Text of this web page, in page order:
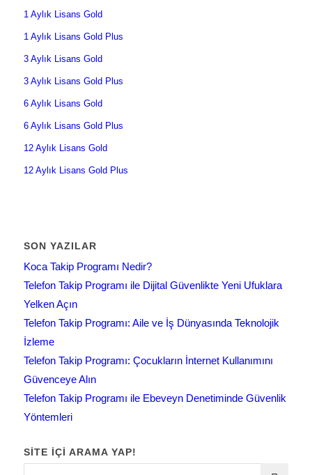
1 Aylık Lisans Gold
1 Aylık Lisans Gold Plus
3 Aylık Lisans Gold
3 Aylık Lisans Gold Plus
6 Aylık Lisans Gold
6 Aylık Lisans Gold Plus
12 Aylık Lisans Gold
12 Aylık Lisans Gold Plus
SON YAZILAR
Koca Takip Programı Nedir?
Telefon Takip Programı ile Dijital Güvenlikte Yeni Ufuklara
Yelken Açın
Telefon Takip Programı: Aile ve İş Dünyasında Teknolojik
İzleme
Telefon Takip Programı: Çocukların İnternet Kullanımını
Güvenceye Alın
Telefon Takip Programı ile Ebeveyn Denetiminde Güvenlik
Yöntemleri
SITE IÇI ARAMA YAP!